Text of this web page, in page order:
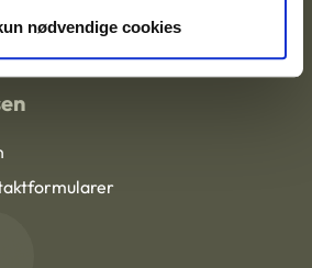
nødvendige cookies